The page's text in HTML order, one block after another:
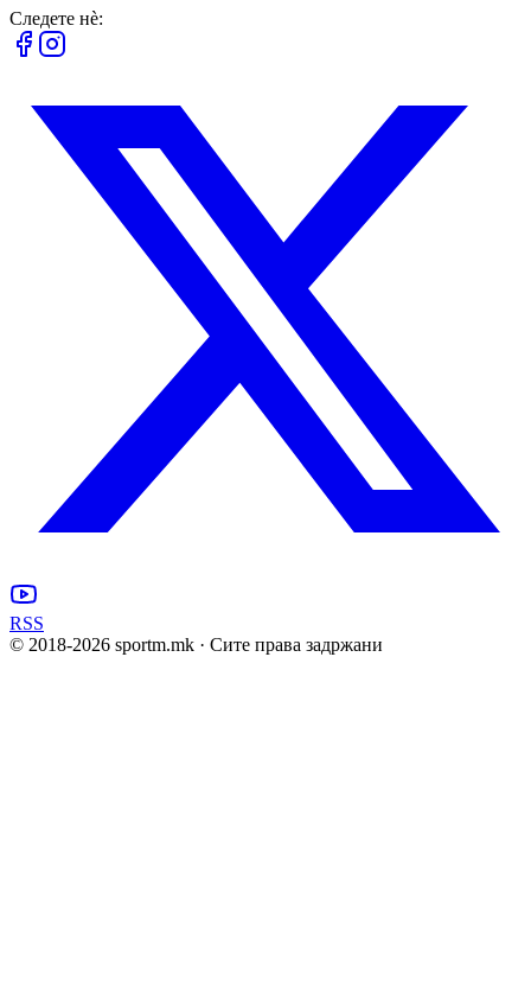
Следете нè:
RSS
© 2018-2026 sportm.mk · Сите права задржани